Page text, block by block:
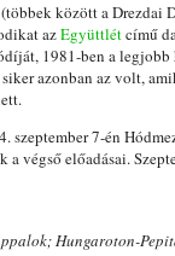
között a Drezdai
azEgyüttlétcímű
1981-ben a
azonban az volt,
7-én
végső előadásai.
Hungaroton-